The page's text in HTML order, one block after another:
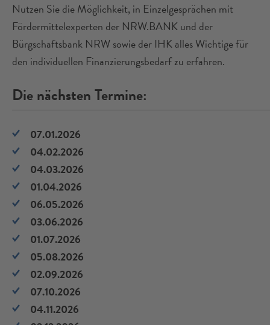
Nutzen Sie die Möglichkeit, in Einzelgesprächen mit
Fördermittelexperten der NRW.BANK und der
Bürgschaftsbank NRW sowie der IHK alles Wichtige für
den individuellen Finanzierungsbedarf zu erfahren.
Die nächsten Termine:
07.01.2026
04.02.2026
04.03.2026
01.04.2026
06.05.2026
03.06.2026
01.07.2026
05.08.2026
02.09.2026
07.10.2026
04.11.2026